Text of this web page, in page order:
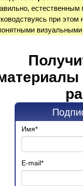
естественным
при
Имя*
E-mail*